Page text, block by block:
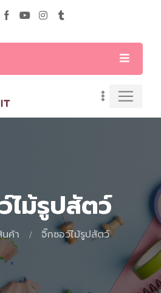
ไม้รูปสัตว์
ค้า จิ๊กซอว์ไม้รูปสัตว์